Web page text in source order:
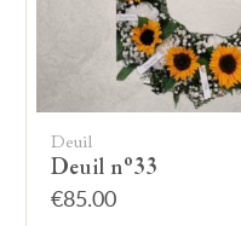
Deuil
Deuil n°33
€85.00